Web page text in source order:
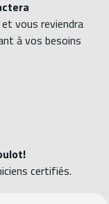
vous reviendra
à vos besoins
certifiés.